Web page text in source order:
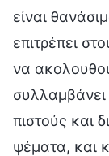
είναι
επιτρέπει
να
συλλαμβάνει
πιστούς και
ψέματα, και